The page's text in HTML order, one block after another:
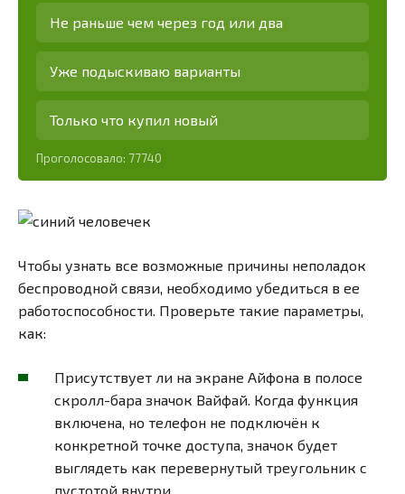
Не раньше чем через год или два
Уже подыскиваю варианты
Только что купил новый
Проголосовало: 77740
Чтобы узнать все возможные причины неполадок
беспроводной связи, необходимо убедиться в ее
работоспособности. Проверьте такие параметры,
как:
Присутствует ли на экране Айфона в полосе
скролл-бара значок Вайфай. Когда функция
включена, но телефон не подключён к
конкретной точке доступа, значок будет
выглядеть как перевернутый треугольник с
пустотой внутри.